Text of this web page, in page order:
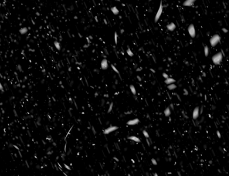
fototöötlus Ehete fotode redigeerimine AI koolitusandmed